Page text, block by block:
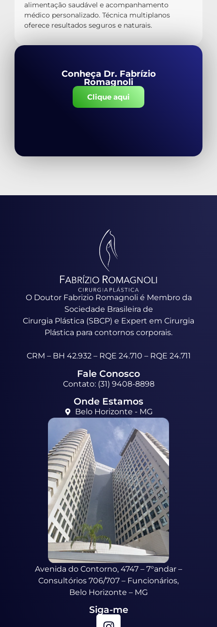
alimentação saudável e acompanhamento
médico personalizado. Técnica multiplanos
oferece resultados seguros e naturais.
Conheça Dr. Fabrízio
Romagnoli
Clique aqui
O Doutor Fabrizio Romagnoli é Membro da
Sociedade Brasileira de
Cirurgia Plástica (SBCP) e Expert em Cirurgia
Plástica para contornos corporais.
CRM – BH 42.932 – RQE 24.710 – RQE 24.711
Fale Conosco
Contato: (31) 9408-8898
Onde Estamos
Belo Horizonte - MG
Avenida do Contorno, 4747 – 7°andar –
Consultórios 706/707 – Funcionários,
Belo Horizonte – MG
Siga-me